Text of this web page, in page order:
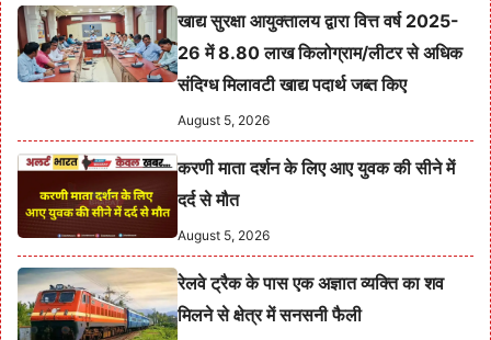
खाद्य सुरक्षा आयुक्तालय द्वारा वित्त वर्ष 2025-
26 में 8.80 लाख किलोग्राम/लीटर से अधिक
संदिग्ध मिलावटी खाद्य पदार्थ जब्त किए
August 5, 2026
करणी माता दर्शन के लिए आए युवक की सीने में
दर्द से मौत
August 5, 2026
रेलवे ट्रैक के पास एक अज्ञात व्यक्ति का शव
मिलने से क्षेत्र में सनसनी फैली